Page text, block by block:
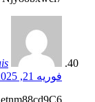
فوریه 21, 2025 در 9:13 ب.ظ
etnm88cd9C6